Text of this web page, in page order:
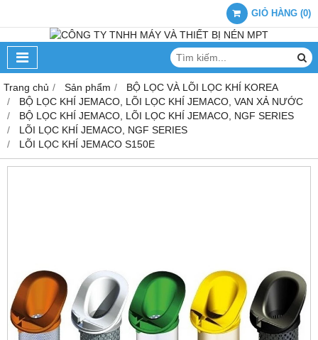
GIỎ HÀNG (0)
Trang chủ Sản phẩm
BỘ LỌC VÀ LÕI LỌC KHÍ KOREA
BỘ LỌC KHÍ JEMACO, LÕI LỌC KHÍ JEMACO, VAN XẢ NƯỚC
BỘ LỌC KHÍ JEMACO, LÕI LỌC KHÍ JEMACO, NGF SERIES
LÕI LỌC KHÍ JEMACO, NGF SERIES
LÕI LỌC KHÍ JEMACO S150E